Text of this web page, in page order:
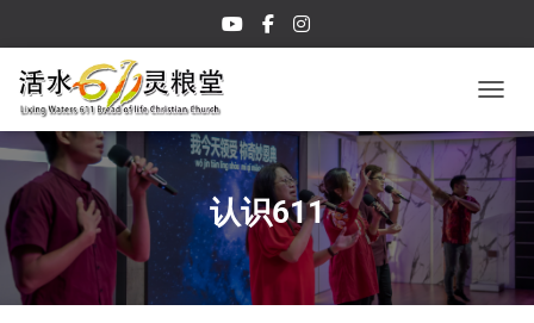
认识611